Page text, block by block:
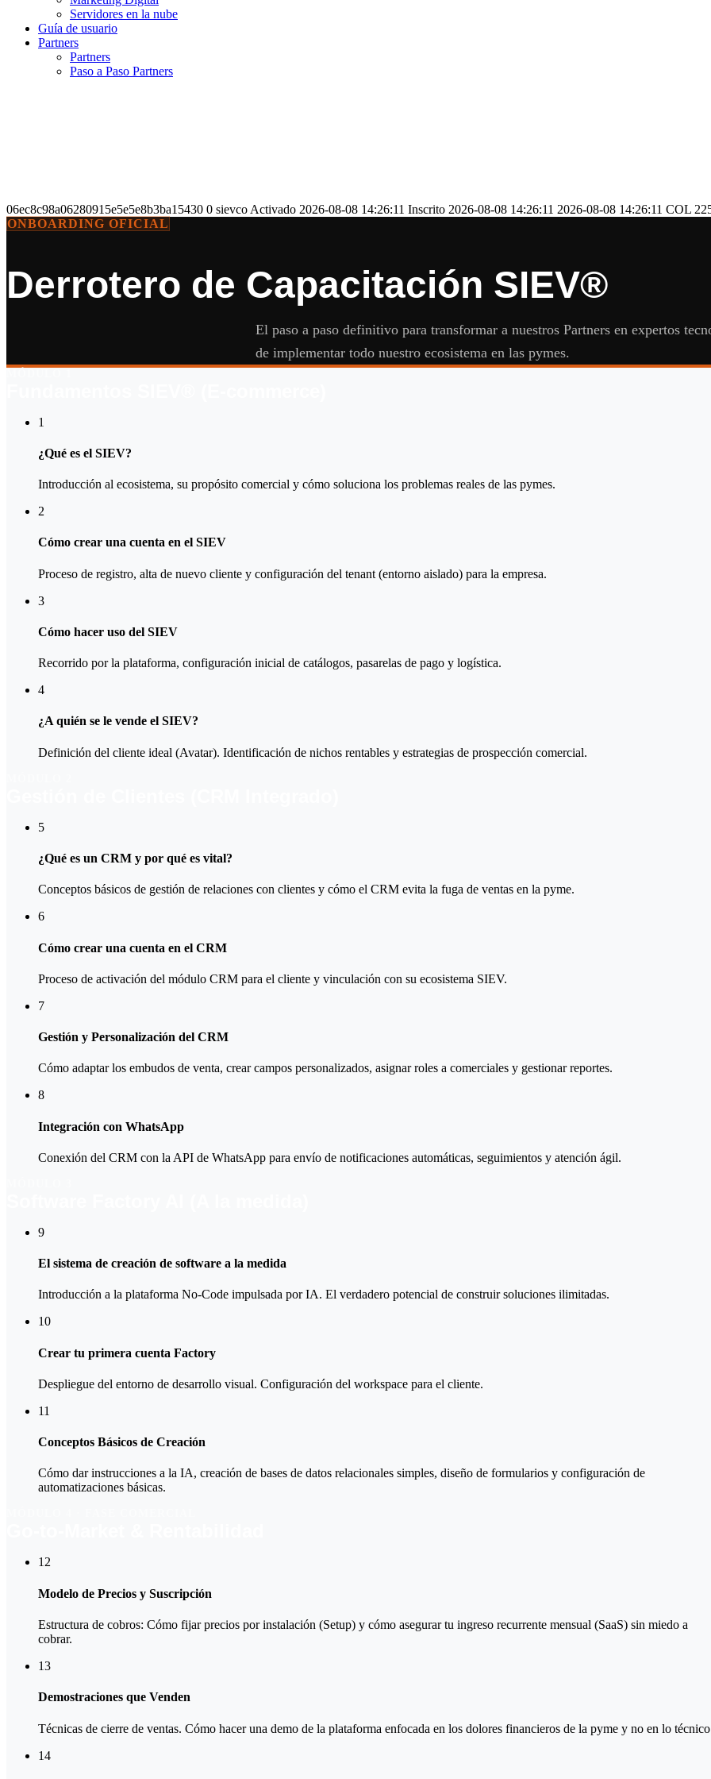
Servidores en la nube
Guía de usuario
Partners
Partners
Paso a Paso Partners
06ec8c98a06280915e5e5e8b3ba15430 0 sievco Activado 2026-08-08 14:26:11 Inscrito 2026-08-08 14:26:11 2026-08-08 14:26:11 COL
ONBOARDING OFICIAL
Derrotero de Capacitación SIEV®
El paso a paso definitivo para transformar a nuestros Partners en expertos
de implementar todo nuestro ecosistema en las pymes.
1
¿Qué es el SIEV?
Introducción al ecosistema, su propósito comercial y cómo soluciona los problemas reales de las pymes.
2
Cómo crear una cuenta en el SIEV
Proceso de registro, alta de nuevo cliente y configuración del tenant (entorno aislado) para la empresa.
3
Cómo hacer uso del SIEV
Recorrido por la plataforma, configuración inicial de catálogos, pasarelas de pago y logística.
4
¿A quién se le vende el SIEV?
Definición del cliente ideal (Avatar). Identificación de nichos rentables y estrategias de prospección comercial.
5
¿Qué es un CRM y por qué es vital?
Conceptos básicos de gestión de relaciones con clientes y cómo el CRM evita la fuga de ventas en la pyme.
6
Cómo crear una cuenta en el CRM
Proceso de activación del módulo CRM para el cliente y vinculación con su ecosistema SIEV.
7
Gestión y Personalización del CRM
Cómo adaptar los embudos de venta, crear campos personalizados, asignar roles a comerciales y gestionar reportes.
8
Integración con WhatsApp
Conexión del CRM con la API de WhatsApp para envío de notificaciones automáticas, seguimientos y atención ágil.
9
El sistema de creación de software a la medida
Introducción a la plataforma No-Code impulsada por IA. El verdadero potencial de construir soluciones ilimitadas.
10
Crear tu primera cuenta Factory
Despliegue del entorno de desarrollo visual. Configuración del workspace para el cliente.
11
Conceptos Básicos de Creación
Cómo dar instrucciones a la IA, creación de bases de datos relacionales simples, diseño de formularios y configuración de
automatizaciones básicas.
12
Modelo de Precios y Suscripción
Estructura de cobros: Cómo fijar precios por instalación (Setup) y cómo asegurar tu ingreso recurrente mensual (SaaS) sin miedo a
cobrar.
13
Demostraciones que Venden
Técnicas de cierre de ventas. Cómo hacer una demo de la plataforma enfocada en los dolores financieros de la pyme y no en lo
14